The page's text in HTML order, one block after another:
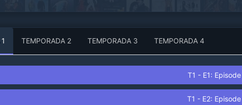
1 TEMPORADA 2 TEMPORADA 3 TEMPORADA 4
T1 - E1: Episode
T1 - E2: Episode